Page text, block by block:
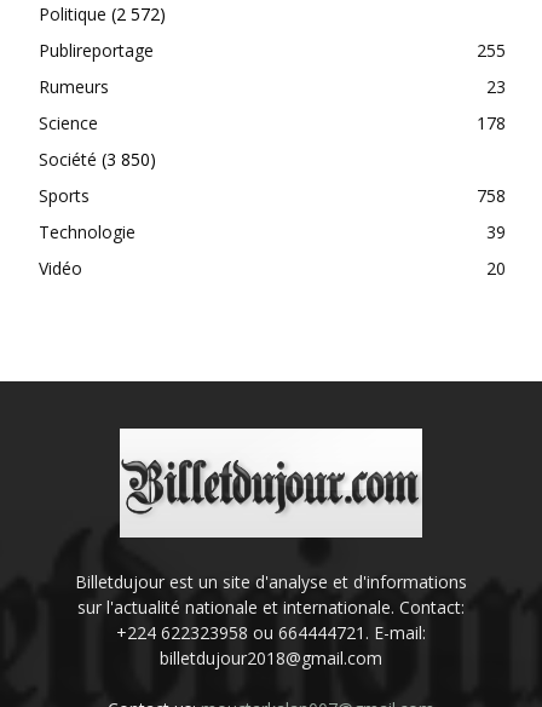
Politique (2 572)
Publireportage
255
Rumeurs
23
Science
178
Société (3 850)
Sports
758
Technologie
39
Vidéo
20
Billetdujour est un site d'analyse et d'informations
sur l'actualité nationale et internationale. Contact:
+224 622323958 ou 664444721. E-mail:
billetdujour2018@gmail.com